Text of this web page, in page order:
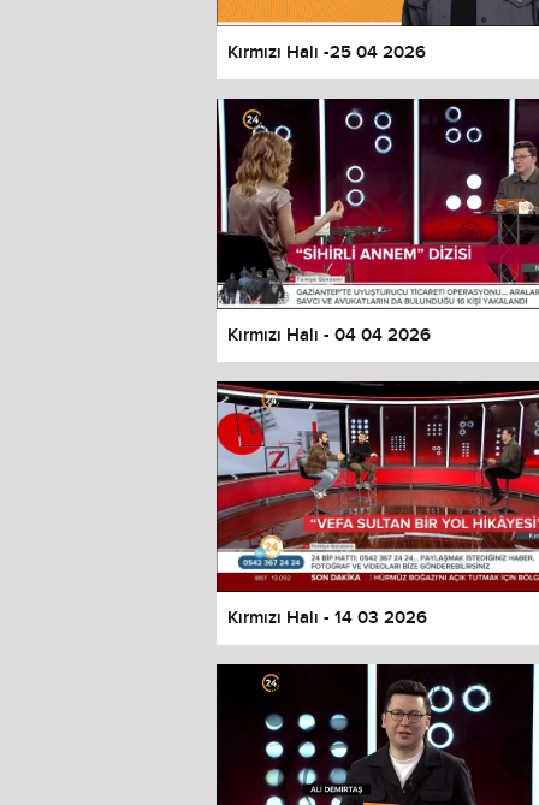
Kırmızı Halı -25 04 2026
Kırmızı Halı - 04 04 2026
Kırmızı Halı - 14 03 2026